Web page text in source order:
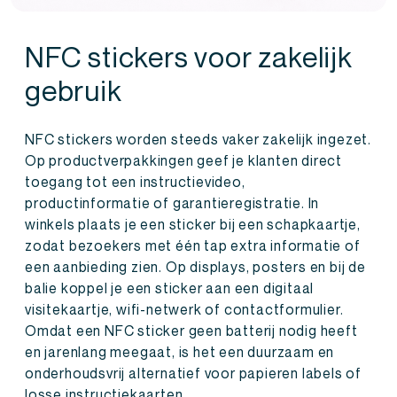
NFC stickers voor zakelijk
gebruik
NFC stickers worden steeds vaker zakelijk ingezet.
Op productverpakkingen geef je klanten direct
toegang tot een instructievideo,
productinformatie of garantieregistratie. In
winkels plaats je een sticker bij een schapkaartje,
zodat bezoekers met één tap extra informatie of
een aanbieding zien. Op displays, posters en bij de
balie koppel je een sticker aan een digitaal
visitekaartje, wifi-netwerk of contactformulier.
Omdat een NFC sticker geen batterij nodig heeft
en jarenlang meegaat, is het een duurzaam en
onderhoudsvrij alternatief voor papieren labels of